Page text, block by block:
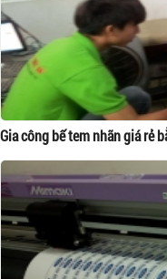
Gia công bế tem nhãn giá rẻ